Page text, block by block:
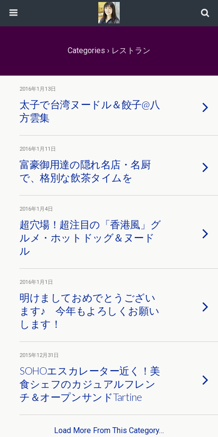
Categories › レストラン
2016年1月13日
太子で台湾ヌードル＆餃子@八
方雲集
2016年1月11日
富豪御用達の隠れ名店・名厨
で、格別な飲茶タイムを
2016年1月4日
超穴場！超注目の「香港風」グ
ルメ・ホットドッグ＆ヌード
ル
2016年1月1日
明けましておめでとうござい
ます♪ 今年もよろしくお願い
します！
2015年12月31日
SOHOエスカレーター近く！美
食シェフのカジュアルフレン
チ＆オープンサンドTartine
Load More From This Category…